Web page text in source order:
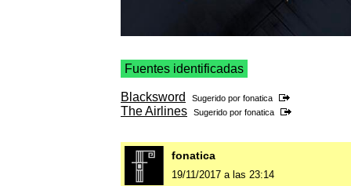
Fuentes identificadas
Blacksword Sugerido por fonatica
The Airlines Sugerido por fonatica
fonatica
19/11/2017 a las 23:14